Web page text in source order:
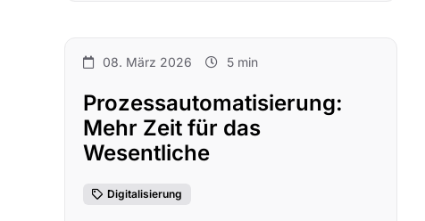
08. März 2026 5 min
Prozessautomatisierung:
Mehr Zeit für das
Wesentliche
Digitalisierung